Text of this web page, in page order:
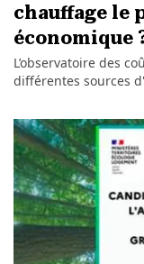
chauffage le
économique
L’observatoire des
différentes sources